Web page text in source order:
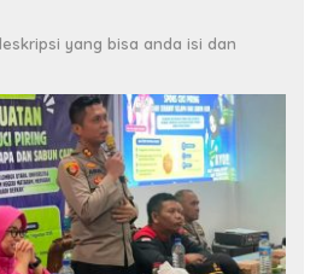
yang bisa anda isi dan